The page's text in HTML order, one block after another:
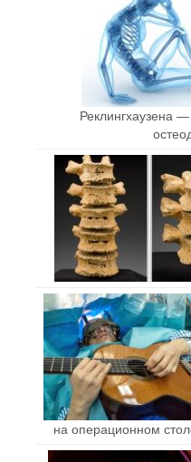
Реклингхаузена
на операционном